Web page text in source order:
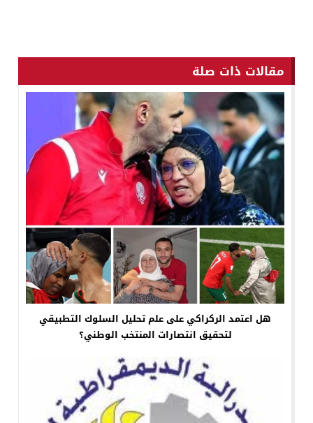
مقالات ذات صلة
هل اعتمد الركراكي على علم تحليل السلوك التطبيقي
لتحقيق انتصارات المنتخب الوطني؟